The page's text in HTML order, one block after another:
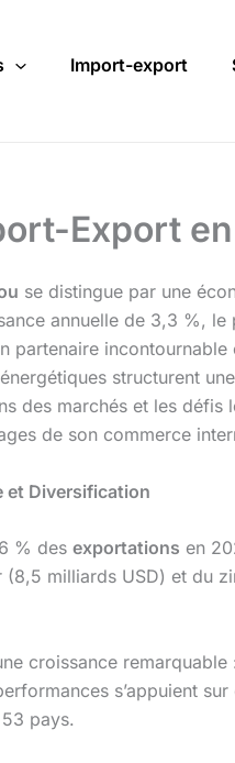
Import-export
Export
se distingue par une
annuelle de 3,3 %,
partenaire incontournable
structurent
des marchés et les
de son commerce
et Diversification
% des exportations en
milliards USD) et du
croissance remarquable
s’appuient
pays.